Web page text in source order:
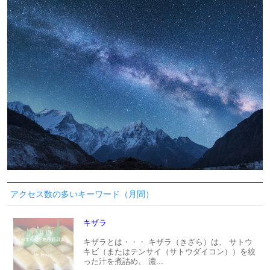
アクセス数の多いキーワード（月間）
キザラ
キザラとは・・・ キザラ（きざら）は、 サトウ
キビ（またはテンサイ（サトウダイコン））を絞
った汁を煮詰め、 濃...